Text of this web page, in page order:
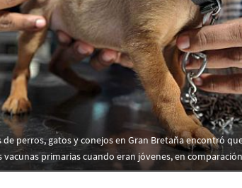
perros, gatos y conejos en Gran Bretaña encontró
vacunas primarias cuando eran jóvenes, en